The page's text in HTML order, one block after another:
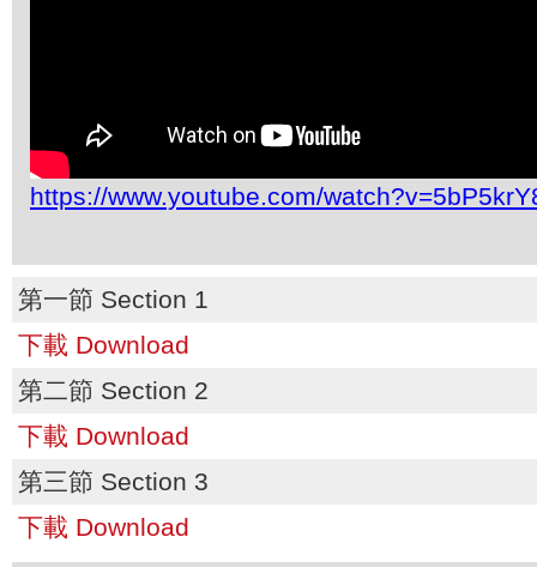
https://www.youtube.com/
第一節 Section 1
下載 Download
第二節 Section 2
下載 Download
第三節 Section 3
下載 Download